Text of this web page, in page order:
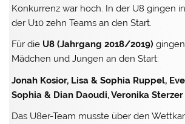
Konkurrenz war hoch. In der U8 gingen
der U10 zehn Teams an den Start.
Für die U8 (Jahrgang 2018/2019)
Mädchen und Jungen an den Start:
Jonah Kosior, Lisa & Sophia Ruppel,
Sophia & Dian Daoudi, Veronika Sterzer
Das U8er-Team musste über den